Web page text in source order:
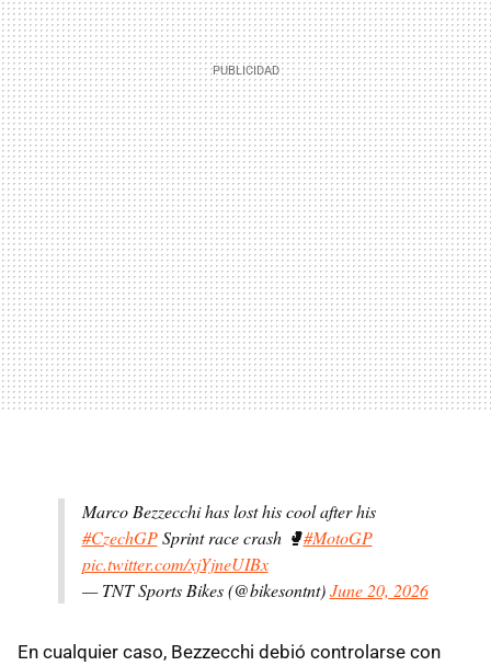
Marco Bezzecchi has lost his cool after his
#CzechGPSprint race crash 🥊#MotoGP
pic.twitter.com/xjYjneUIBx
— TNT Sports Bikes (@bikesontnt)June 20, 2026
En cualquier caso, Bezzecchi debió controlarse con